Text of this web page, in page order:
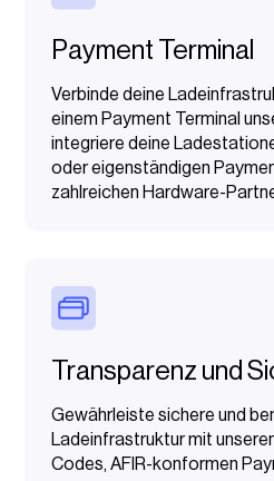
Payment Terminal
Verbinde deine
einem Payment Terminal
integriere deine
oder eigenständigen
zahlreichen Hardware-
Transparenz und
Gewährleiste sichere und
Ladeinfrastruktur mit
Codes, AFIR-konformen